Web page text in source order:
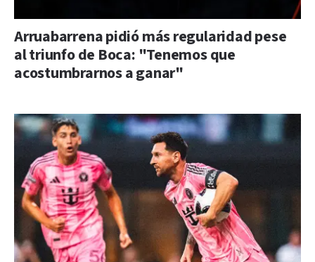
Arruabarrena pidió más regularidad pese
al triunfo de Boca: "Tenemos que
acostumbrarnos a ganar"